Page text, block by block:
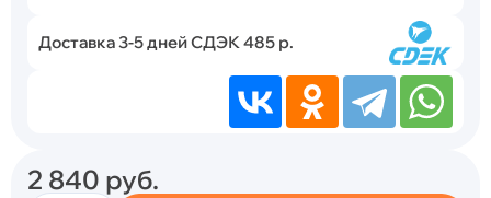
Доставка 3-5 дней СДЭК 485 р.
2 840 руб.